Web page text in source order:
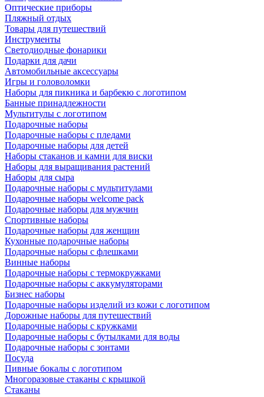
Оптические приборы
Пляжный отдых
Товары для путешествий
Инструменты
Светодиодные фонарики
Подарки для дачи
Автомобильные аксессуары
Игры и головоломки
Наборы для пикника и барбекю с логотипом
Банные принадлежности
Мультитулы с логотипом
Подарочные наборы
Подарочные наборы с пледами
Подарочные наборы для детей
Наборы стаканов и камни для виски
Наборы для выращивания растений
Наборы для сыра
Подарочные наборы с мультитулами
Подарочные наборы welcome pack
Подарочные наборы для мужчин
Спортивные наборы
Подарочные наборы для женщин
Кухонные подарочные наборы
Подарочные наборы с флешками
Винные наборы
Подарочные наборы с термокружками
Подарочные наборы с аккумуляторами
Бизнес наборы
Подарочные наборы изделий из кожи с логотипом
Дорожные наборы для путешествий
Подарочные наборы с кружками
Подарочные наборы с бутылками для воды
Подарочные наборы с зонтами
Посуда
Пивные бокалы с логотипом
Многоразовые стаканы с крышкой
Стаканы